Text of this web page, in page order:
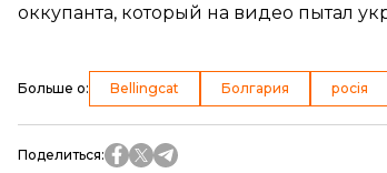
оккупанта, который на видео пытал
Больше о: Bellingcat Болгария росія
Поделиться: